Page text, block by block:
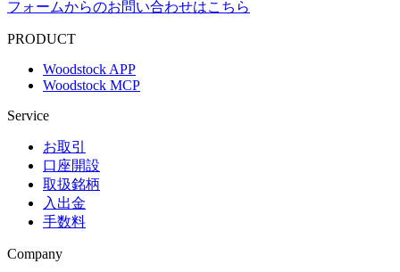
フォームからのお問い合わせはこちら
PRODUCT
Woodstock APP
Woodstock MCP
Service
お取引
口座開設
取扱銘柄
入出金
手数料
Company